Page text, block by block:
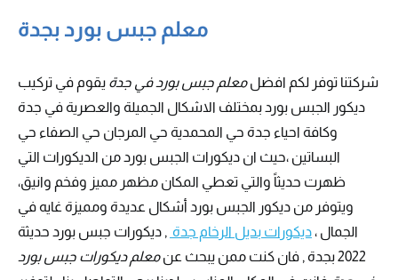
معلم جبس بورد بجدة
شركتنا توفر لكم افضلمعلم جبس بورد في جدة يقوم في تركيب
ديكور الجبس بورد بمختلف الاشكال الجميلة والعصرية في جدة
وكافة احياء جدة حي المحمدية حي المرجان حي الصفاء حي
البساتين ،حيث ان ديكورات الجبس بورد من الديكورات التي
ظهرت حديثاً والتي تعطي المكان مظهر مميز وفخم وانيق،
ويتوفر من ديكور الجبس بورد أشكال عديدة ومميزة غايه في
الجمال ،ديكورات بديل الرخام جدة , ديكورات جبس بورد حديثة
2022 بجدة , فان كنت ممن يبحث عن
معلم ديكورات جبس بورد